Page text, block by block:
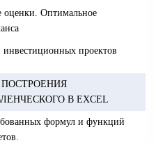
оценки. Оптимальное
инвестиционных проектов
В EXCEL
формул и функций